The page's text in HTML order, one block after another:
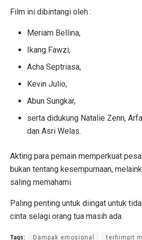
Film ini dibintangi oleh :
Meriam Bellina,
Ikang Fawzi,
Acha Septriasa,
Kevin Julio,
Abun Sungkar,
serta didukung Natalie Zenn,
dan Asri Welas.
Akting para pemain memperkuat
bukan tentang kesempurnaan,
saling memahami.
Paling penting untuk diingat untuk
cinta selagi orang tua masih ada.
Tags: Dampak emosional terhimpit